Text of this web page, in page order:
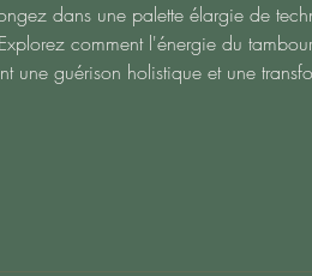
dans une palette élargie de
comment l'énergie du
une guérison holistique et une